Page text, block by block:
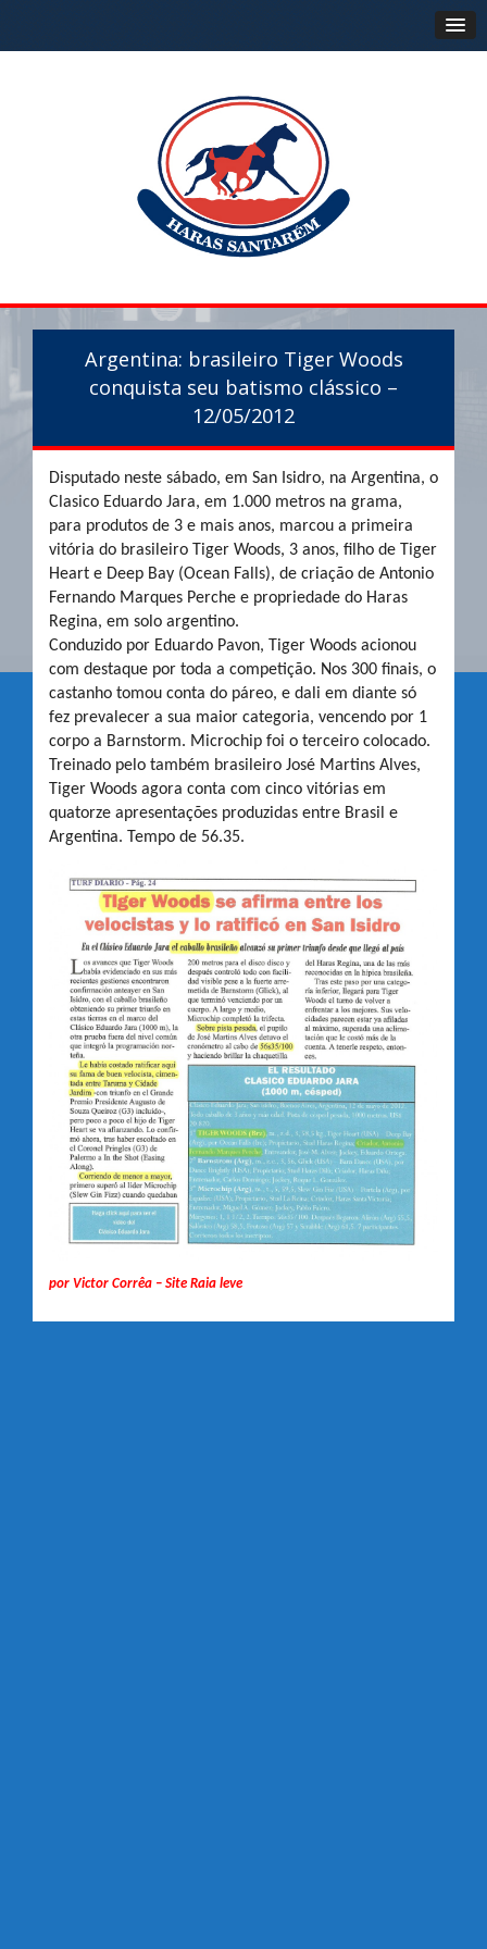
Argentina: brasileiro Tiger Woods
conquista seu batismo clássico –
12/05/2012
Disputado neste sábado, em San Isidro, na Argentina, o
Clasico Eduardo Jara, em 1.000 metros na grama,
para produtos de 3 e mais anos, marcou a primeira
vitória do brasileiro Tiger Woods, 3 anos, filho de Tiger
Heart e Deep Bay (Ocean Falls), de criação de Antonio
Fernando Marques Perche e propriedade do Haras
Regina, em solo argentino.
Conduzido por Eduardo Pavon, Tiger Woods acionou
com destaque por toda a competição. Nos 300 finais, o
castanho tomou conta do páreo, e dali em diante só
fez prevalecer a sua maior categoria, vencendo por 1
corpo a Barnstorm. Microchip foi o terceiro colocado.
Treinado pelo também brasileiro José Martins Alves,
Tiger Woods agora conta com cinco vitórias em
quatorze apresentações produzidas entre Brasil e
Argentina. Tempo de 56.35.
por Victor Corrêa – Site Raia leve